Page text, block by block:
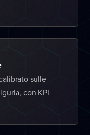
sulle
con KPI